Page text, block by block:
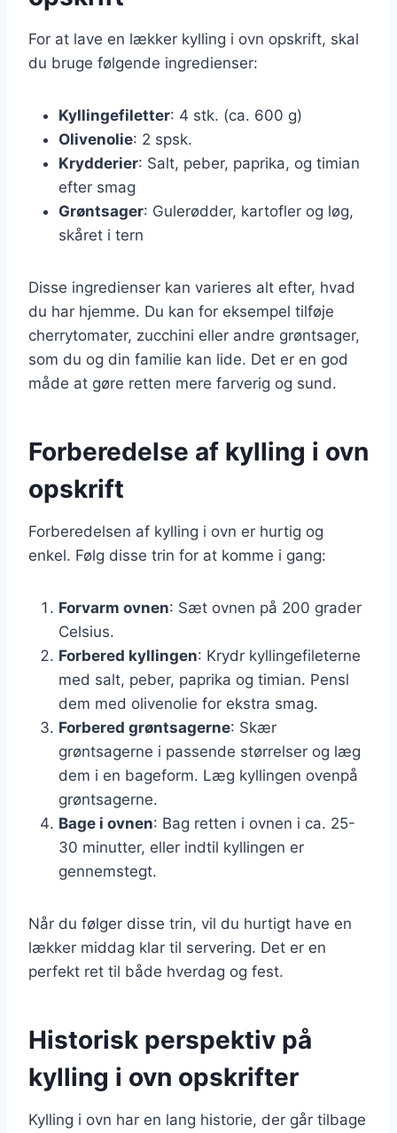
For at lave en lækker kylling i ovn opskrift, skal
du bruge følgende ingredienser:
Kyllingefiletter: 4 stk. (ca. 600 g)
Olivenolie: 2 spsk.
Krydderier: Salt, peber, paprika, og timian
efter smag
Grøntsager: Gulerødder, kartofler og løg,
skåret i tern
Disse ingredienser kan varieres alt efter, hvad
du har hjemme. Du kan for eksempel tilføje
cherrytomater, zucchini eller andre grøntsager,
som du og din familie kan lide. Det er en god
måde at gøre retten mere farverig og sund.
Forberedelse af kylling i ovn
opskrift
Forberedelsen af kylling i ovn er hurtig og
enkel. Følg disse trin for at komme i gang:
Forvarm ovnen: Sæt ovnen på 200 grader
Celsius.
Forbered kyllingen: Krydr kyllingefileterne
med salt, peber, paprika og timian. Pensl
dem med olivenolie for ekstra smag.
Forbered grøntsagerne: Skær
grøntsagerne i passende størrelser og læg
dem i en bageform. Læg kyllingen ovenpå
grøntsagerne.
Bage i ovnen: Bag retten i ovnen i ca. 25-
30 minutter, eller indtil kyllingen er
gennemstegt.
Når du følger disse trin, vil du hurtigt have en
lækker middag klar til servering. Det er en
perfekt ret til både hverdag og fest.
Historisk perspektiv på
kylling i ovn opskrifter
Kylling i ovn har en lang historie, der går tilbage